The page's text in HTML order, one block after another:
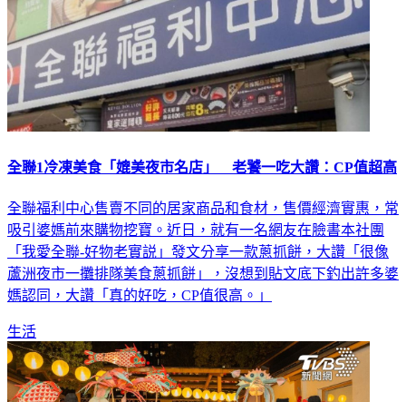
全聯1冷凍美食「媲美夜市名店」 老饕一吃大讚：CP值超高
全聯福利中心售賣不同的居家商品和食材，售價經濟實惠，常
吸引婆媽前來購物挖寶。近日，就有一名網友在臉書本社團
「我愛全聯-好物老實説」發文分享一款蔥抓餅，大讚「很像
蘆洲夜市一攤排隊美食蔥抓餅」，沒想到貼文底下釣出許多婆
媽認同，大讚「真的好吃，CP值很高。」
生活